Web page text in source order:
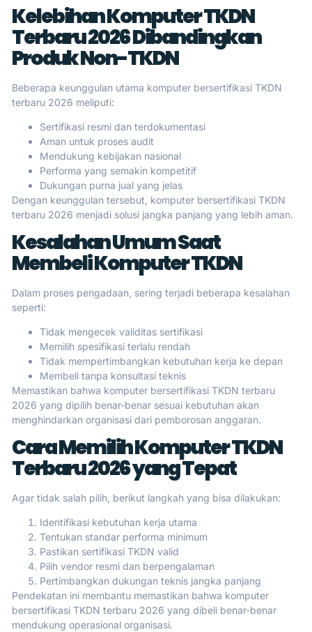
Kelebihan Komputer TKDN
Terbaru 2026 Dibandingkan
Produk Non-TKDN
Beberapa keunggulan utama komputer bersertifikasi TKDN
terbaru 2026 meliputi:
Sertifikasi resmi dan terdokumentasi
Aman untuk proses audit
Mendukung kebijakan nasional
Performa yang semakin kompetitif
Dukungan purna jual yang jelas
Dengan keunggulan tersebut, komputer bersertifikasi TKDN
terbaru 2026 menjadi solusi jangka panjang yang lebih aman.
Kesalahan Umum Saat
Membeli Komputer TKDN
Dalam proses pengadaan, sering terjadi beberapa kesalahan
seperti:
Tidak mengecek validitas sertifikasi
Memilih spesifikasi terlalu rendah
Tidak mempertimbangkan kebutuhan kerja ke depan
Membeli tanpa konsultasi teknis
Memastikan bahwa komputer bersertifikasi TKDN terbaru
2026 yang dipilih benar-benar sesuai kebutuhan akan
menghindarkan organisasi dari pemborosan anggaran.
Cara Memilih Komputer TKDN
Terbaru 2026 yang Tepat
Agar tidak salah pilih, berikut langkah yang bisa dilakukan:
Identifikasi kebutuhan kerja utama
Tentukan standar performa minimum
Pastikan sertifikasi TKDN valid
Pilih vendor resmi dan berpengalaman
Pertimbangkan dukungan teknis jangka panjang
Pendekatan ini membantu memastikan bahwa komputer
bersertifikasi TKDN terbaru 2026 yang dibeli benar-benar
mendukung operasional organisasi.